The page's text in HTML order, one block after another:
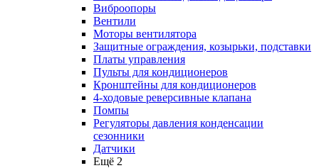
Виброопоры
Вентили
Моторы вентилятора
Защитные ограждения, козырьки, подставки
Платы управления
Пульты для кондиционеров
Кронштейны для кондиционеров
4-ходовые реверсивные клапана
Помпы
Регуляторы давления конденсации
сезонники
Датчики
Ещё 2